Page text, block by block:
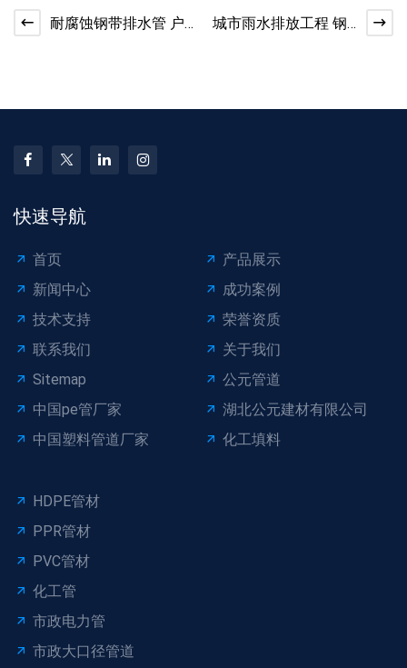
耐腐蚀钢带排水管 户
城市雨水排放工程 钢
快速导航
首页
产品展示
新闻中心
成功案例
技术支持
荣誉资质
联系我们
关于我们
Sitemap
公元管道
中国pe管厂家
湖北公元建材有限公司
中国塑料管道厂家
化工填料
HDPE管材
PPR管材
PVC管材
化工管
市政电力管
市政大口径管道